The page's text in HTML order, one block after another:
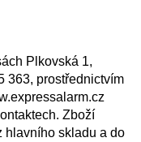
Plkovská 1,
363, prostřednictvím
Zboží
hlavního skladu a do